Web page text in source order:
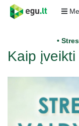
•
Kaip